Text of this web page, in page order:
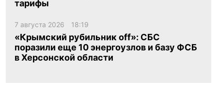
тарифы
7 августа 2026 18:19
«Крымский рубильник off»: СБС
поразили еще 10 энергоузлов и базу ФСБ
в Херсонской области